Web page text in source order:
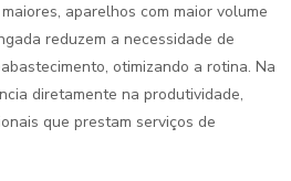
aparelhos com maior volume
reduzem a necessidade de
otimizando a rotina. Na
diretamente na produtividade,
que prestam serviços de